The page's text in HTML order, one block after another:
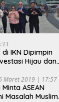
IKN Dipimpin
Hijau dan
Maret 2019 | 17:57
ASEAN
Masalah Muslim